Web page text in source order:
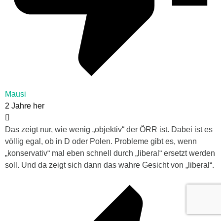
Mausi
2 Jahre her
Das zeigt nur, wie wenig „objektiv“ der ÖRR ist. Dabei ist es
völlig egal, ob in D oder Polen. Probleme gibt es, wenn
„konservativ“ mal eben schnell durch „liberal“ ersetzt werden
soll. Und da zeigt sich dann das wahre Gesicht von „liberal“.